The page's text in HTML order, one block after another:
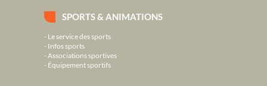
SPORTS & ANIMATIONS
Le service des sports
Infos sports
Associations sportives
Équipement sportifs